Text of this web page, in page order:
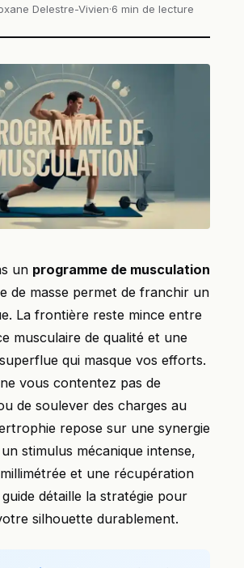
Delestre-Vivien·6 min de lecture
un programme de musculation
de masse permet de franchir un
La frontière reste mince entre
musculaire de qualité et une
qui masque vos efforts.
vous contentez pas de
de soulever des charges au
repose sur une synergie
stimulus mécanique intense,
et une récupération
détaille la stratégie pour
silhouette durablement.